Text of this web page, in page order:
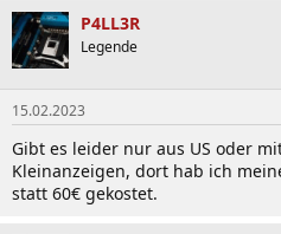
P4LL3R
Legende
15.02.2023
Gibt es leider nur aus US oder
Kleinanzeigen, dort hab ich
statt 60€ gekostet.